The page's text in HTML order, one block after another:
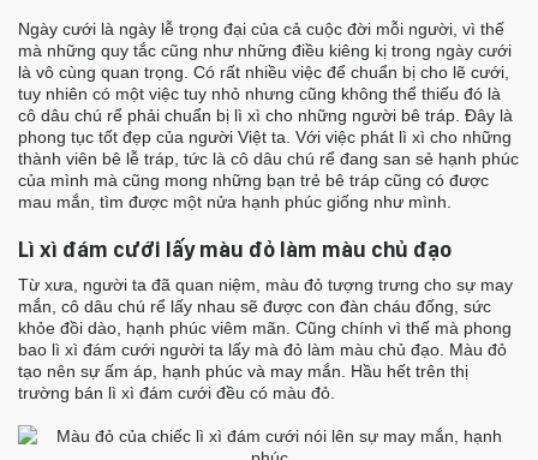
Ngày cưới là ngày lễ trọng đại của cả cuộc đời mỗi người, vì thế
mà những quy tắc cũng như những điều kiêng kị trong ngày cưới
là vô cùng quan trọng. Có rất nhiều việc để chuẩn bị cho lẽ cưới,
tuy nhiên có một việc tuy nhỏ nhưng cũng không thể thiếu đó là
cô dâu chú rể phải chuẩn bị lì xì cho những người bê tráp. Đây là
phong tục tốt đẹp của người Việt ta. Với việc phát lì xì cho những
thành viên bê lễ tráp, tức là cô dâu chú rể đang san sẻ hạnh phúc
của mình mà cũng mong những bạn trẻ bê tráp cũng có được
mau mắn, tìm được một nửa hạnh phúc giống như mình.
Lì xì đám cưới lấy màu đỏ làm màu chủ đạo
Từ xưa, người ta đã quan niệm, màu đỏ tượng trưng cho sự may
mắn, cô dâu chú rể lấy nhau sẽ được con đàn cháu đống, sức
khỏe đồi dào, hạnh phúc viêm mãn. Cũng chính vì thế mà phong
bao lì xì đám cưới người ta lấy mà đỏ làm màu chủ đạo. Màu đỏ
tạo nên sự ấm áp, hạnh phúc và may mắn. Hầu hết trên thị
trường bán lì xì đám cưới đều có màu đỏ.